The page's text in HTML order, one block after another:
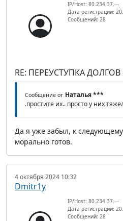
IP/Host: 80.234.37.---
Дата регистрации:
Сообщений: 28
RE: ПЕРЕУСТУПКА
Сообщение от Наталья ***
.простите их.. просто у них
Да я уже забыл, к
морально готов.
4 октября 2024 10:32
Dmitr1y
IP/Host: 80.234.37.---
Дата регистрации:
Сообщений: 28